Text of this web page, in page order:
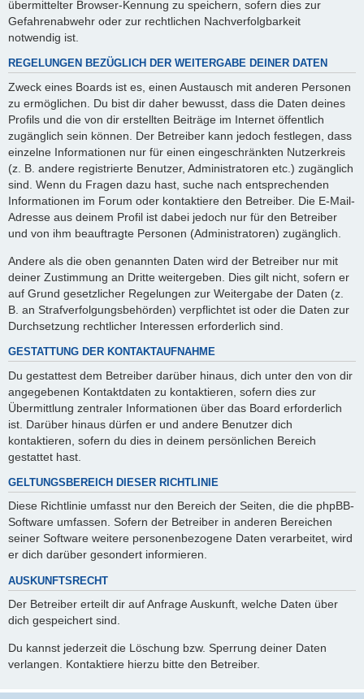
übermittelter Browser-Kennung zu speichern, sofern dies zur
Gefahrenabwehr oder zur rechtlichen Nachverfolgbarkeit
notwendig ist.
REGELUNGEN BEZÜGLICH DER WEITERGABE DEINER DATEN
Zweck eines Boards ist es, einen Austausch mit anderen Personen
zu ermöglichen. Du bist dir daher bewusst, dass die Daten deines
Profils und die von dir erstellten Beiträge im Internet öffentlich
zugänglich sein können. Der Betreiber kann jedoch festlegen, dass
einzelne Informationen nur für einen eingeschränkten Nutzerkreis
(z. B. andere registrierte Benutzer, Administratoren etc.) zugänglich
sind. Wenn du Fragen dazu hast, suche nach entsprechenden
Informationen im Forum oder kontaktiere den Betreiber. Die E-Mail-
Adresse aus deinem Profil ist dabei jedoch nur für den Betreiber
und von ihm beauftragte Personen (Administratoren) zugänglich.
Andere als die oben genannten Daten wird der Betreiber nur mit
deiner Zustimmung an Dritte weitergeben. Dies gilt nicht, sofern er
auf Grund gesetzlicher Regelungen zur Weitergabe der Daten (z.
B. an Strafverfolgungsbehörden) verpflichtet ist oder die Daten zur
Durchsetzung rechtlicher Interessen erforderlich sind.
GESTATTUNG DER KONTAKTAUFNAHME
Du gestattest dem Betreiber darüber hinaus, dich unter den von dir
angegebenen Kontaktdaten zu kontaktieren, sofern dies zur
Übermittlung zentraler Informationen über das Board erforderlich
ist. Darüber hinaus dürfen er und andere Benutzer dich
kontaktieren, sofern du dies in deinem persönlichen Bereich
gestattet hast.
GELTUNGSBEREICH DIESER RICHTLINIE
Diese Richtlinie umfasst nur den Bereich der Seiten, die die phpBB-
Software umfassen. Sofern der Betreiber in anderen Bereichen
seiner Software weitere personenbezogene Daten verarbeitet, wird
er dich darüber gesondert informieren.
AUSKUNFTSRECHT
Der Betreiber erteilt dir auf Anfrage Auskunft, welche Daten über
dich gespeichert sind.
Du kannst jederzeit die Löschung bzw. Sperrung deiner Daten
verlangen. Kontaktiere hierzu bitte den Betreiber.